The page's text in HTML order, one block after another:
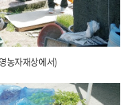
농자재상에서)